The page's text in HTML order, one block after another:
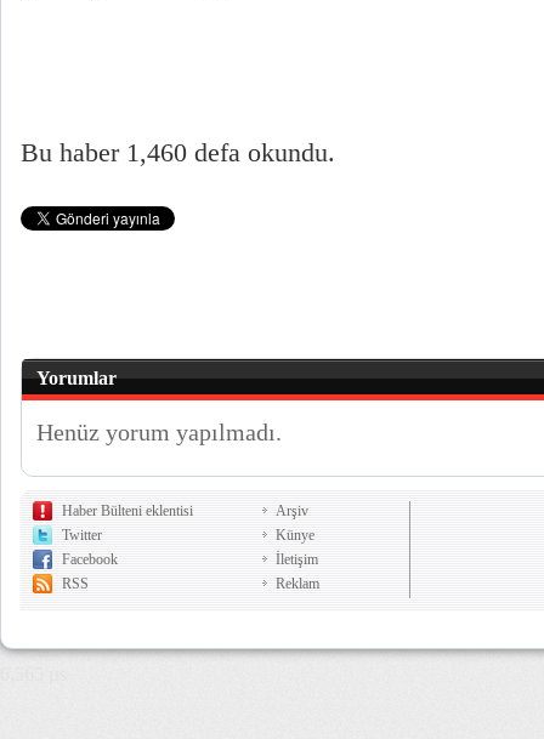
Bu haber 1,460 defa okundu.
Yorumlar
Henüz yorum yapılmadı.
Haber Bülteni eklentisi
Twitter
Facebook
RSS
Arşiv
Künye
İletişim
Reklam